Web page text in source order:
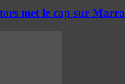
met le cap sur